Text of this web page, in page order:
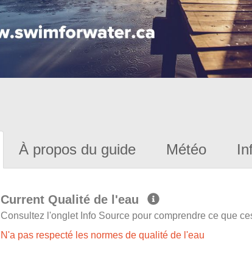
À propos du guide Météo
Current Qualité de l'eau
Consultez l'onglet Info Source pour comprendre ce que
N'a pas respecté les normes de qualité de l'eau